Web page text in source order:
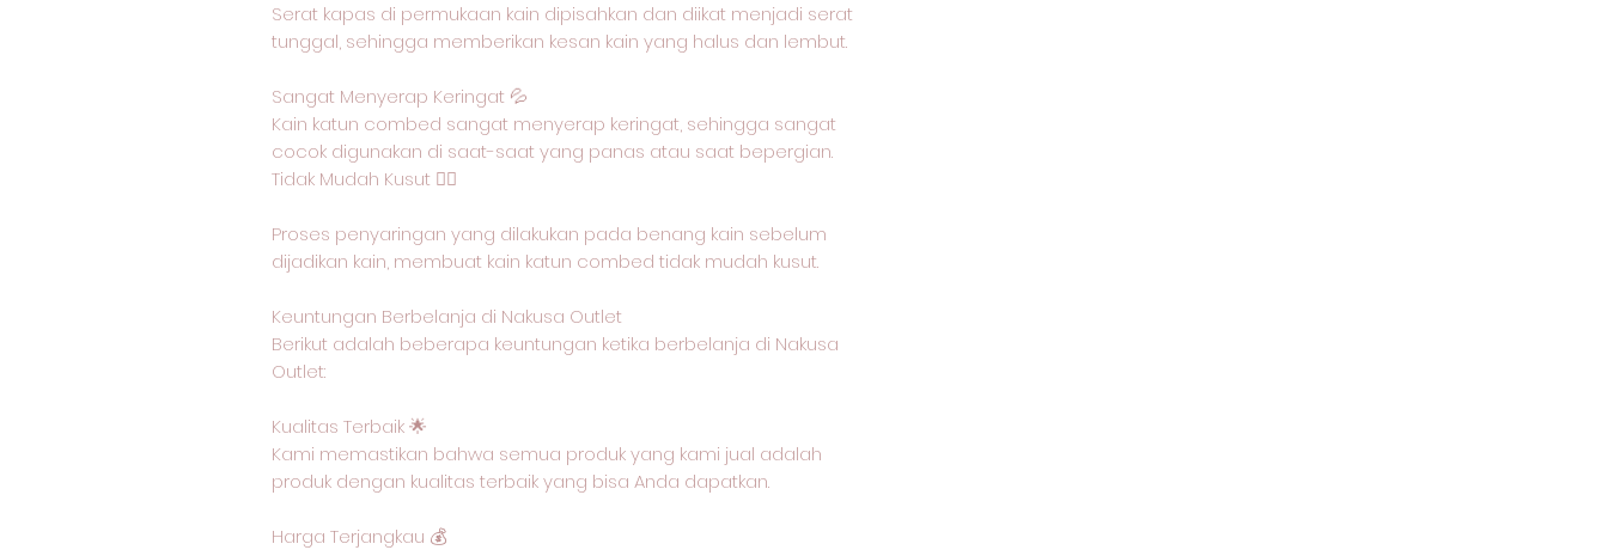
Serat kapas di permukaan kain dipisahkan dan diikat menjadi serat
tunggal, sehingga memberikan kesan kain yang halus dan lembut.
Sangat Menyerap Keringat 💦
Kain katun combed sangat menyerap keringat, sehingga sangat
cocok digunakan di saat-saat yang panas atau saat bepergian.
Tidak Mudah Kusut 🙅‍♂️
Proses penyaringan yang dilakukan pada benang kain sebelum
dijadikan kain, membuat kain katun combed tidak mudah kusut.
Keuntungan Berbelanja di Nakusa Outlet
Berikut adalah beberapa keuntungan ketika berbelanja di Nakusa
Outlet:
Kualitas Terbaik 🌟
Kami memastikan bahwa semua produk yang kami jual adalah
produk dengan kualitas terbaik yang bisa Anda dapatkan.
Harga Terjangkau 💰